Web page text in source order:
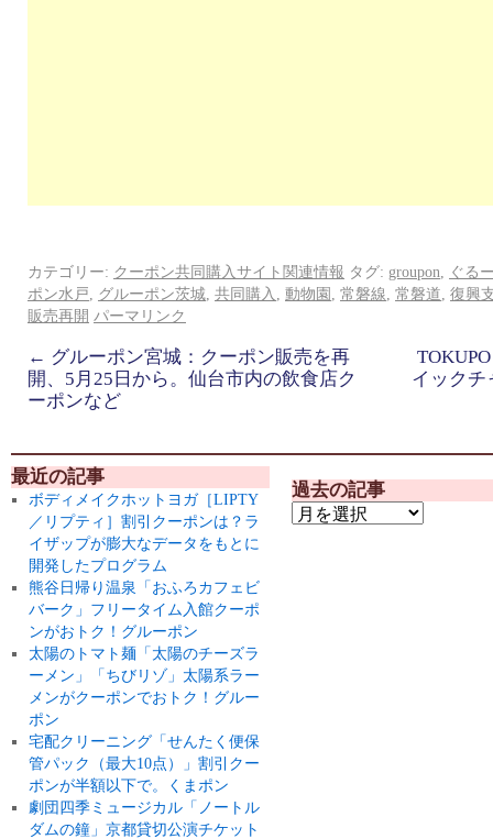
カテゴリー: クーポン共同購入サイト関連情報 タグ: groupon
ぐる
ポン水戸
グルーポン茨城 共同購入 動物園 常磐線 常磐道 復興
販売再開 パーマリンク
← グルーポン宮城：クーポン販売を再
開、5月25日から。仙台市内の飲食店ク
ーポンなど
イックチ
最近の記事
ボディメイクホットヨガ［LIPTY
／リプティ］割引クーポンは？ラ
イザップが膨大なデータをもとに
開発したプログラム
熊谷日帰り温泉「おふろカフェビ
バーク」フリータイム入館クーポ
ンがおトク！グルーポン
太陽のトマト麺「太陽のチーズラ
ーメン」「ちびリゾ」太陽系ラー
メンがクーポンでおトク！グルー
ポン
宅配クリーニング「せんたく便保
管パック（最大10点）」割引クー
ポンが半額以下で。くまポン
劇団四季ミュージカル「ノートル
ダムの鐘」京都貸切公演チケット
過去の記事